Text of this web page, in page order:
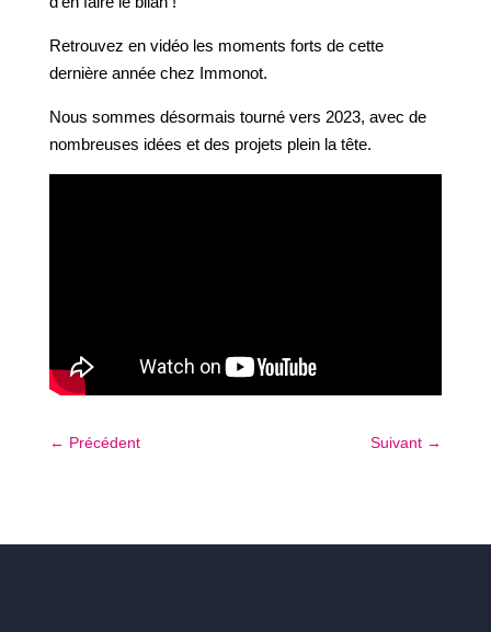
Retrouvez en vidéo les moments forts de cette
dernière année chez Immonot.
Nous sommes désormais tourné vers 2023, avec de
nombreuses idées et des projets plein la tête.
← Précédent Suivant →